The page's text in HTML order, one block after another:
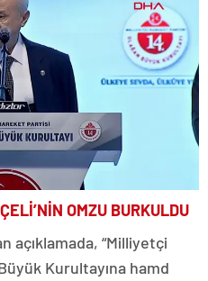
OMZU BURKULDU
açıklamada, “Milliyetçi
Kurultayına hamd